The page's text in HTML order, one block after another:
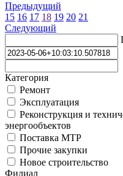
Предыдущий
15 16 17 18 19 20 21
Следующий
Категория
Ремонт
Эксплуатация
Реконструкция и
энергообъектов
Поставка МТР
Прочие закупки
Новое строительство
Филиал